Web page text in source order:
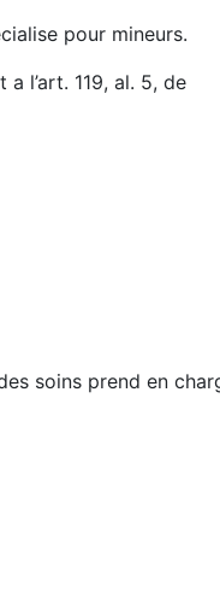
pour mineurs.
l’art. 119, al. 5, de
soins prend en